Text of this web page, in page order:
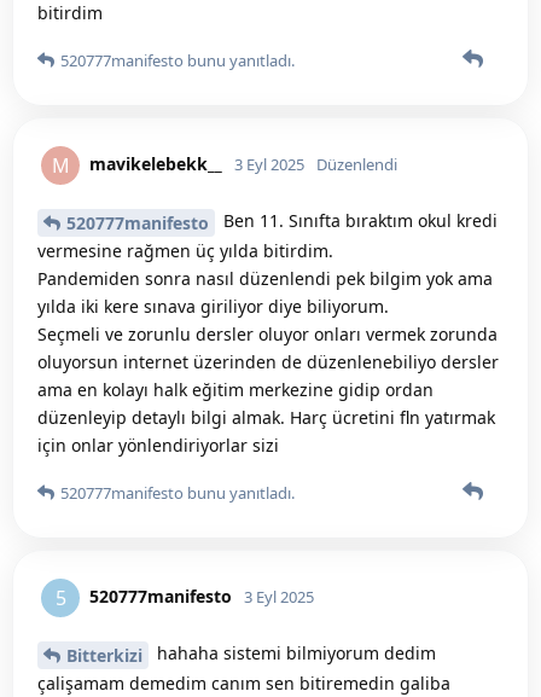
bitirdim
520777manifesto bunu yanıtladı.
M mavikelebekk__ 3 Eyl 2025 Düzenlendi
520777manifesto
Ben 11. Sınıfta bıraktım okul kredi
vermesine rağmen üç yılda bitirdim.
Pandemiden sonra nasıl düzenlendi pek bilgim yok ama
yılda iki kere sınava giriliyor diye biliyorum.
Seçmeli ve zorunlu dersler oluyor onları vermek zorunda
oluyorsun internet üzerinden de düzenlenebiliyo dersler
ama en kolayı halk eğitim merkezine gidip ordan
düzenleyip detaylı bilgi almak. Harç ücretini fln yatırmak
için onlar yönlendiriyorlar sizi
520777manifesto bunu yanıtladı.
5 520777manifesto 3 Eyl 2025
Bitterkizi
hahaha sistemi bilmiyorum dedim
çalişamam demedim canım sen bitiremedin galiba